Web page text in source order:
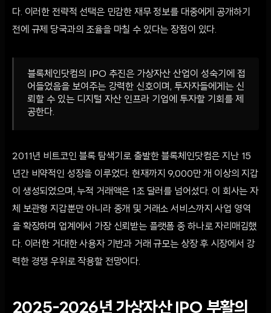
다. 이러한 전략적 선택은 민감한 재무 정보를 대중에게 공개하기
전에 규제 당국과의 조율을 마칠 수 있다는 장점이 있다.
블록체인닷컴의 IPO 추진은 가상자산 산업이 성숙기에 접
어들었음을 보여주는 강력한 신호이며, 투자자들에게는 신
뢰할 수 있는 디지털 자산 인프라 기업에 투자할 기회를 제
공한다.
2011년 비트코인 블록 탐색기로 출발한 블록체인닷컴은 지난 15
년간 비약적인 성장을 이루었다. 현재까지 9,000만 개 이상의 지갑
이 생성되었으며, 누적 거래액은 1조 달러를 넘어섰다. 이 회사는 자
체 보관형 지갑뿐만 아니라 중개 및 거래소 서비스까지 사업 영역
을 확장하며 업계에서 가장 신뢰받는 플랫폼 중 하나로 자리매김했
다. 이러한 거대한 사용자 기반과 거래 규모는 상장 후 시장에서 강
력한 경쟁 우위로 작용할 전망이다.
2025-2026년 가상자산 IPO 부활의